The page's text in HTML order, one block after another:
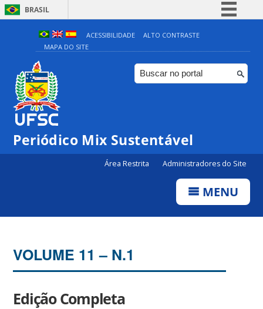
BRASIL
Simplifique!
Comunica BR
Participe
ACESSIBILIDADE
ALTO CONTRASTE
MAPA DO SITE
Periódico Mix Sustentável
Área Restrita Administradores do Site
MENU
VOLUME 11 – N.1
Edição Completa